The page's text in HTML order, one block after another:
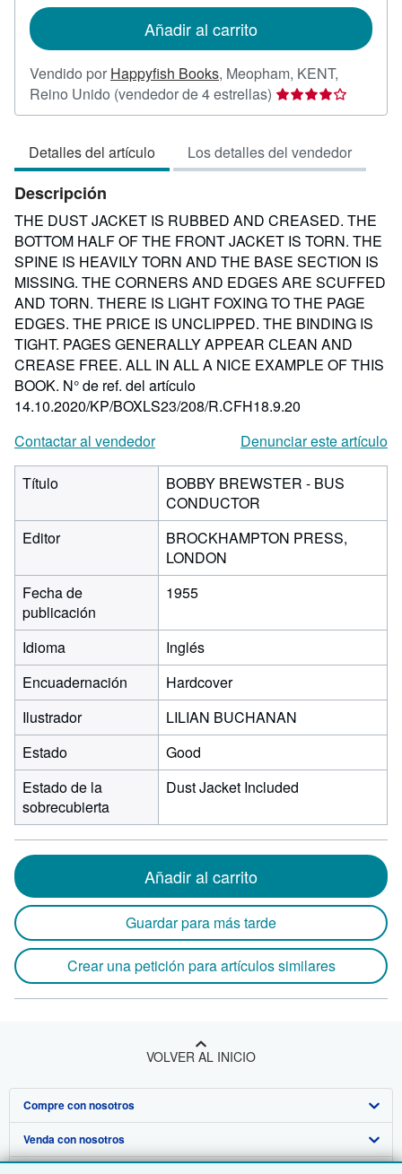
envío
Añadir al carrito
Vendido por Happyfish Books, Meopham, KENT,
Reino Unido (vendedor de 4 estrellas) Calificación
del
4
de
estrellas
Detalles del artículo Los detalles del vendedor
Descripción
THE DUST JACKET IS RUBBED AND CREASED. THE
BOTTOM HALF OF THE FRONT JACKET IS TORN. THE
SPINE IS HEAVILY TORN AND THE BASE SECTION IS
MISSING. THE CORNERS AND EDGES ARE SCUFFED
AND TORN. THERE IS LIGHT FOXING TO THE PAGE
EDGES. THE PRICE IS UNCLIPPED. THE BINDING IS
TIGHT. PAGES GENERALLY APPEAR CLEAN AND
CREASE FREE. ALL IN ALL A NICE EXAMPLE OF THIS
BOOK. N° de ref. del artículo
14.10.2020/KP/BOXLS23/208/R.CFH18.9.20
Contactar al vendedor
Denunciar este artículo
Título
BOBBY BREWSTER - BUS
CONDUCTOR
Editor
BROCKHAMPTON PRESS,
LONDON
Fecha de
publicación
1955
Idioma
Inglés
Encuadernación
Hardcover
Ilustrador
LILIAN BUCHANAN
Estado
Good
Estado de la
sobrecubierta
Dust Jacket Included
Añadir al carrito
Guardar para más tarde
Crear una petición para artículos similares
VOLVER AL INICIO
Compre con nosotros
Búsqueda avanzada
Venda con nosotros